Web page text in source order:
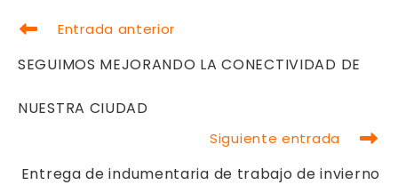
LEER
ARTÍCULOS
Entrada anterior
SEGUIMOS MEJORANDO LA CONECTIVIDAD DE
NUESTRA CIUDAD
Siguiente entrada
Entrega de indumentaria de trabajo de invierno